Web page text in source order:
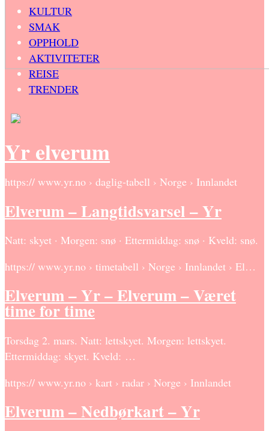
KULTUR
SMAK
OPPHOLD
AKTIVITETER
REISE
TRENDER
Yr elverum
https:// www.yr.no › daglig-tabell › Norge › Innlandet
Elverum – Langtidsvarsel – Yr
Natt: skyet · Morgen: snø · Ettermiddag: snø · Kveld: snø.
https:// www.yr.no › timetabell › Norge › Innlandet › El…
Elverum – Yr – Elverum – Været
time for time
Torsdag 2. mars. Natt: lettskyet. Morgen: lettskyet.
Ettermiddag: skyet. Kveld: …
https:// www.yr.no › kart › radar › Norge › Innlandet
Elverum – Nedbørkart – Yr